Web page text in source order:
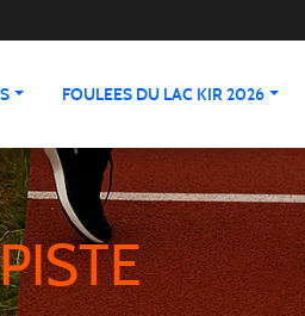
FOULEES DU LAC KIR 2026